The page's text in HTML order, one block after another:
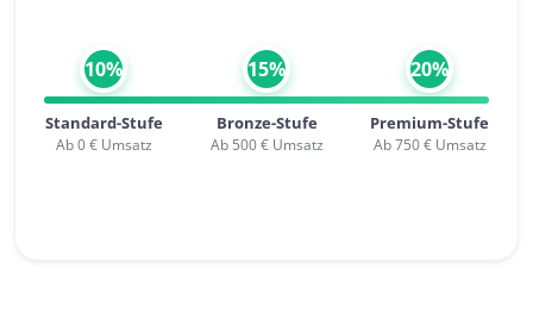
10%
Standard-Stufe
Ab 0 € Umsatz
15%
Bronze-Stufe
Ab 500 € Umsatz
20%
Premium-Stufe
Ab 750 € Umsatz